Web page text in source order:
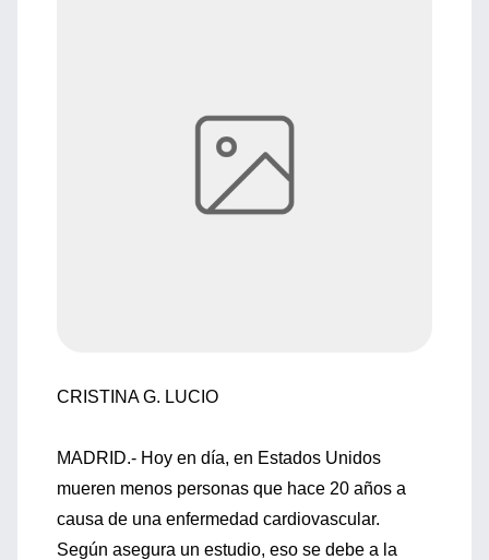
CRISTINA G. LUCIO
MADRID.- Hoy en día, en Estados Unidos
mueren menos personas que hace 20 años a
causa de una enfermedad cardiovascular.
Según asegura un estudio, eso se debe a la